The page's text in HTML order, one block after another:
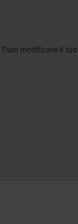
modificare il